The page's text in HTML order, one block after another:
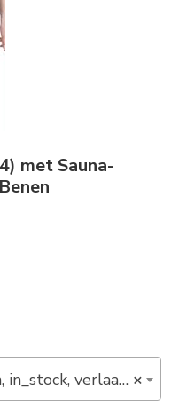
met Sauna-
×
verlaagd (9)